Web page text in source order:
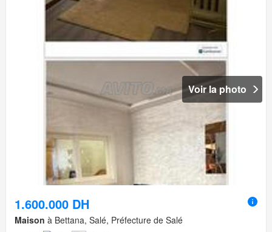
Voir la photo
1.600.000 DH
Maison à Bettana, Salé, Préfecture de Salé